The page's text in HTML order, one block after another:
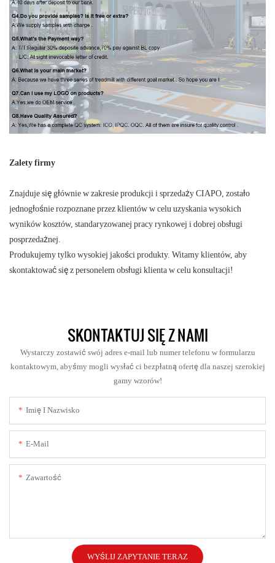
Zalety firmy
Znajduje się głównie w zakresie produkcji i sprzedaży CIAPO, zostało
jednogłośnie rozpoznane przez klientów w celu uzyskania wysokich
wyników kosztów, standaryzowanej pracy rynkowej i dobrej obsługi
posprzedażnej.
Produkujemy tylko wysokiej jakości produkty. Witamy klientów, aby
skontaktować się z personelem obsługi klienta w celu konsultacji!
SKONTAKTUJ SIĘ Z NAMI
Wystarczy zostawić swój adres e-mail lub numer telefonu w formularzu
kontaktowym, abyśmy mogli wysłać ci bezpłatną ofertę dla naszej szerokiej
gamy wzorów!
Imię I Nazwisko
E-Mail
Zawartość
WYŚLIJ ZAPYTANIE TERAZ